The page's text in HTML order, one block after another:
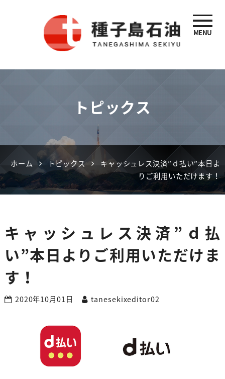
種子島石油
MENU
トピックス
ホーム トピックス
キャッシュレス決済”ｄ払い”本日よ
りご利用いただけます！
キャッシュレス決済”ｄ払
い”本日よりご利用いただけま
す！
2020年10月01日 tanesekixeditor02